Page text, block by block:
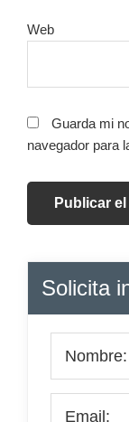
Web
Guarda mi
navegador para
Barra
lateral
principal
Solicita